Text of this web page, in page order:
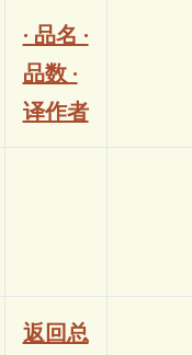
· 品名 ·
品数 ·
译作者
返回总